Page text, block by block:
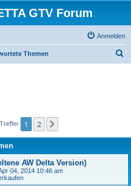
GTV Forum
Anmelden
Themen
1 2
AW Delta Version)
04, 2014 10:46 am